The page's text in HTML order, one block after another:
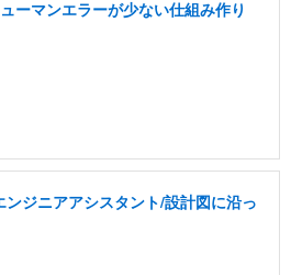
ーマンエラーが少ない仕組み作り
ジニアアシスタント/設計図に沿っ